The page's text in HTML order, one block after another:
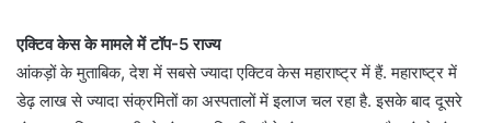
एक्टिव केस के मामले में टॉप-5 राज्य
आंकड़ों के मुताबिक, देश में सबसे ज्यादा एक्टिव केस महाराष्ट्र में हैं. महाराष्ट्र में
डेढ़ लाख से ज्यादा संक्रमितों का अस्पतालों में इलाज चल रहा है. इसके बाद दूसरे